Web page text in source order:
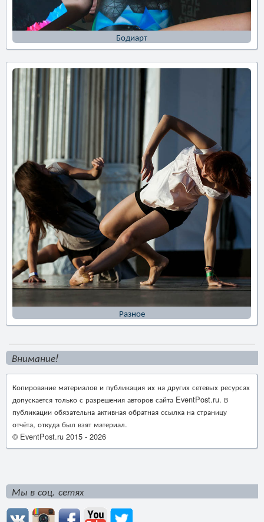
Бодиарт
Разное
Внимание!
Копирование материалов и публикация их на других сетевых ресурсах
допускается только с разрешения авторов сайта EventPost.ru. В
публикации обязательна активная обратная ссылка на страницу
отчёта, откуда был взят материал.
© EventPost.ru 2015 - 2026
Мы в соц. сетях